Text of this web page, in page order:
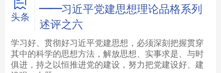
城市 旅游 能源 会展
彩票 娱乐 时尚 悦读
公益 一带一路 亚太网 上市公司
头条
——习近平党建思想理论品格系列
述评之六
学习好、贯彻好习近平党建思想，必须深刻把握贯穿
其中的科学的思想方法，解放思想、实事求是、与时
俱进，持之以恒推进党的建设，努力把党建设好、建